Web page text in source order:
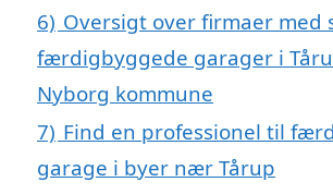
6) Oversigt over firmaer med
færdigbyggede garager i
Nyborg kommune
7) Find en professionel til
garage i byer nær Tårup